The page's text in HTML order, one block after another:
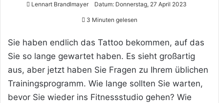
Lennart Brandlmayer Datum: Donnerstag, 27 April 2023
3 Minuten gelesen
Sie haben endlich das Tattoo bekommen, auf das
Sie so lange gewartet haben. Es sieht großartig
aus, aber jetzt haben Sie Fragen zu Ihrem üblichen
Trainingsprogramm. Wie lange sollten Sie warten,
bevor Sie wieder ins Fitnessstudio gehen? Wie